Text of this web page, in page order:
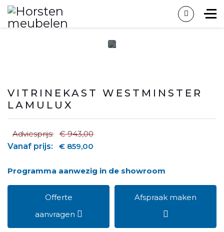
VITRINEKAST WESTMINSTER
LAMULUX
Adviesprijs:
€ 943,00
Vanaf prijs:
€ 859,00
Programma aanwezig in de showroom
Offerte
aanvragen
Afspraak maken